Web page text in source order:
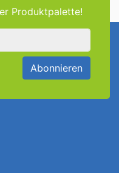
Produktpalette!
Abonnieren